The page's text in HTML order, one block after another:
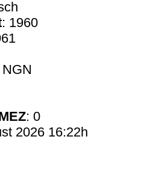
: 1960
NGN
: 0
2026 16:22h